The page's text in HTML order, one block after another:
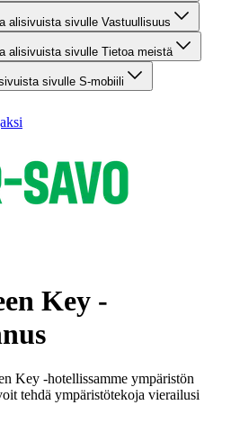
alisivuista sivulle Vastuullisuus
alisivuista sivulle Tietoa meistä
sivulle S-mobiili
Key -
Key -hotellissamme ympäristön
tehdä ympäristötekoja vierailusi